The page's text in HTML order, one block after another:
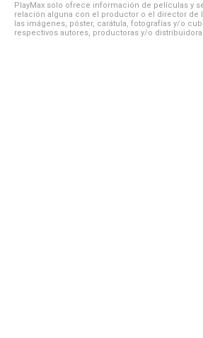
PlayMax solo ofrece información de películas y
relación alguna con el productor o el director de
las imágenes, póster, carátula, fotografías y/o
respectivos autores, productoras y/o